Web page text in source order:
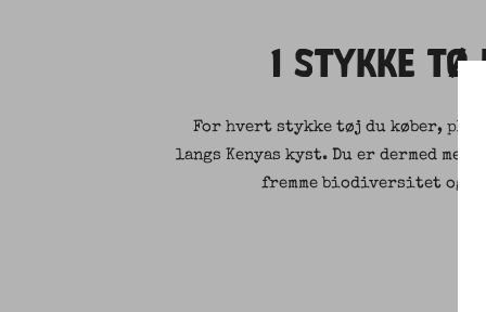
1 STYKKE
For hvert stykke tøj du køber,
langs Kenyas kyst. Du er dermed
fremme biodiversitet og